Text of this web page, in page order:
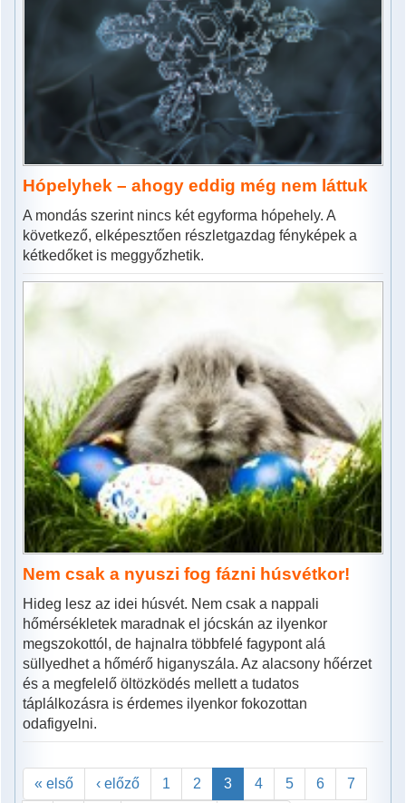
Hópelyhek – ahogy eddig még nem láttuk
A mondás szerint nincs két egyforma hópehely. A
következő, elképesztően részletgazdag fényképek a
kétkedőket is meggyőzhetik.
Nem csak a nyuszi fog fázni húsvétkor!
Hideg lesz az idei húsvét. Nem csak a nappali
hőmérsékletek maradnak el jócskán az ilyenkor
megszokottól, de hajnalra többfelé fagypont alá
süllyedhet a hőmérő higanyszála. Az alacsony hőérzet
és a megfelelő öltözködés mellett a tudatos
táplálkozásra is érdemes ilyenkor fokozottan
odafigyelni.
« első ‹ előző 1 2 3 4 5 6 7